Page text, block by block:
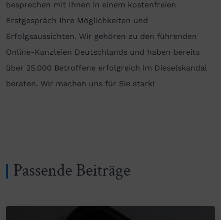
besprechen mit Ihnen in einem kostenfreien
Erstgespräch Ihre Möglichkeiten und
Erfolgsaussichten. Wir gehören zu den führenden
Online-Kanzleien Deutschlands und haben bereits
über 25.000 Betroffene erfolgreich im Dieselskandal
beraten. Wir machen uns für Sie stark!
Passende Beiträge